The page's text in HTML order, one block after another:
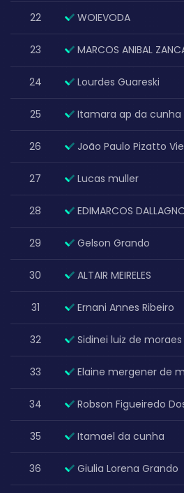
22 WOIEVODA
23 MARCOS ANIBAL
24 Lourdes Guareski
25 Itamara ap da cunha
26 João Paulo Pizatto
27 Lucas muller
28 EDIMARCOS
29 Gelson Grando
30 ALTAIR MEIRELES
31 Ernani Annes Ribeiro
32 Sidinei luiz de moraes
33 Elaine mergener de
34 Robson Figueiredo
35 Itamael da cunha
36 Giulia Lorena Grando